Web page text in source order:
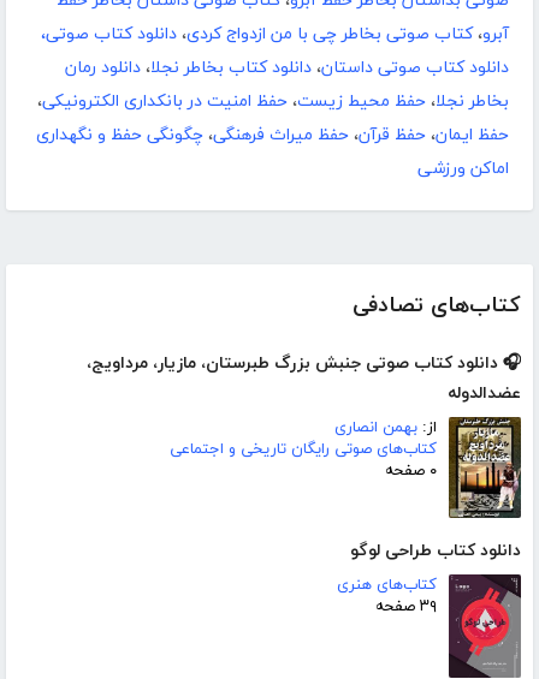
کتاب‌های تصادفی
🎧 دانلود کتاب صوتی جنبش‌ بزرگ‌ طبرستان، مازیار،‌ مرداویج،‌
عضدالدوله
از: بهمن انصاری
کتاب‌های صوتی رایگان تاریخی و اجتماعی
۰ صفحه
دانلود کتاب طراحی لوگو
کتاب‌های هنری
۳۹ صفحه
آبرو،کتاب صوتی بخاطر چی با من ازدواج کردی، دانلود کتاب صوتی،
دانلود کتاب صوتی داستان، دانلود کتاب بخاطر نجلا، دانلود رمان
بخاطر نجلا، حفظ محیط زیست، حفظ امنیت در بانکداری الکترونیکی،
حفظ ایمان، حفظ قرآن، حفظ میراث فرهنگی، چگونگی حفظ و نگهداری
اماکن ورزشی